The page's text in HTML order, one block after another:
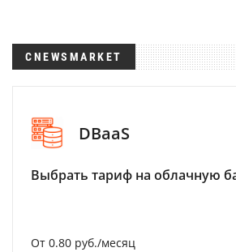
CNEWSMARKET
DBaaS
Выбрать тариф на облачную
От 0.80 руб./месяц